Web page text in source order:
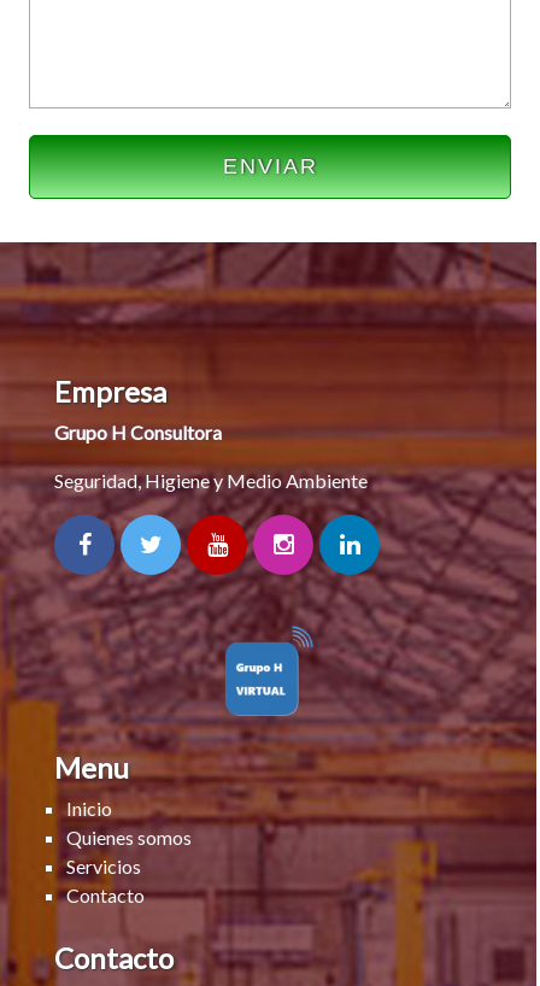
Empresa
Grupo H Consultora
Seguridad, Higiene y Medio Ambiente
Menu
Inicio
Quienes somos
Servicios
Contacto
Contacto